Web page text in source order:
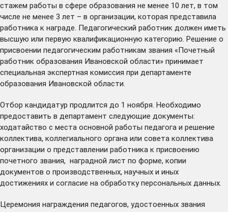
стажем работы в сфере образования не менее 10 лет, в том
числе не менее 3 лет – в организации, которая представила
работника к награде. Педагогический работник должен иметь
высшую или первую квалификационную категорию. Решение о
присвоении педагогическим работникам звания «Почетный
работник образования Ивановской области» принимает
специальная экспертная комиссия при департаменте
образования Ивановской области.
Отбор кандидатур продлится до 1 ноября. Необходимо
предоставить в департамент следующие документы:
ходатайство с места основной работы педагога и решение
коллектива, коллегиального органа или совета коллектива
организации о представлении работника к присвоению
почетного звания, наградной лист по форме, копии
документов о производственных, научных и иных
достижениях и согласие на обработку персональных данных.
Церемония награждения педагогов, удостоенных звания